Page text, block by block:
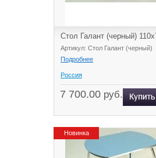
Стол Галант (черный)
Артикул: Стол Галант (черный)
Подробнее
Россия
7 700.00 руб.
Новинка